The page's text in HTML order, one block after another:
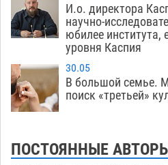
И.о. директора
научно-
юбилее института,
уровня Каспия
30.05
В большой семье.
поиск «третьей»
ПОСТОЯННЫЕ